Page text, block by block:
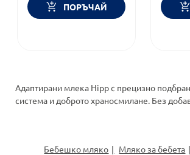
ПОРЪЧАЙ
Адаптирани млека Hipp с прецизно
система и доброто храносмилане. Без
Бебешко мляко Мляко за бебета